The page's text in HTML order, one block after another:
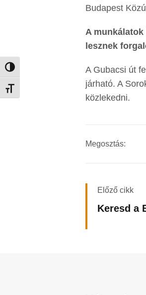
Nagy kontraszt váltása
Betűméret váltása
Budapest
A
lesznek
A Gubacsi út
járható. A
közlekedni.
Megosztás:
Előző cikk
Keresd a